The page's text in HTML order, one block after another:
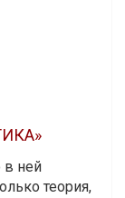
в ней
теория,